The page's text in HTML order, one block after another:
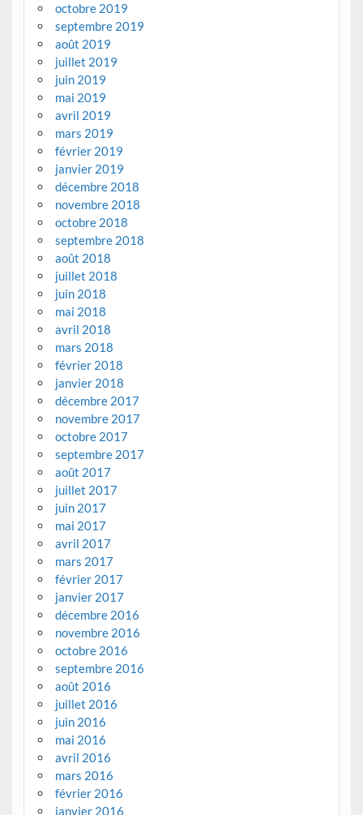
octobre 2019
septembre 2019
août 2019
juillet 2019
juin 2019
mai 2019
avril 2019
mars 2019
février 2019
janvier 2019
décembre 2018
novembre 2018
octobre 2018
septembre 2018
août 2018
juillet 2018
juin 2018
mai 2018
avril 2018
mars 2018
février 2018
janvier 2018
décembre 2017
novembre 2017
octobre 2017
septembre 2017
août 2017
juillet 2017
juin 2017
mai 2017
avril 2017
mars 2017
février 2017
janvier 2017
décembre 2016
novembre 2016
octobre 2016
septembre 2016
août 2016
juillet 2016
juin 2016
mai 2016
avril 2016
mars 2016
février 2016
janvier 2016